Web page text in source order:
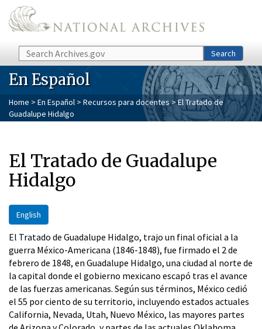
Skip to main content
Search Search
En Español
Home > En Español > Recursos para docentes> El Tratado de
Guadalupe Hidalgo
El Tratado de Guadalupe
Hidalgo
English
El Tratado de Guadalupe Hidalgo, trajo un final oficial a la
guerra México-Americana (1846-1848), fue firmado el 2 de
febrero de 1848, en Guadalupe Hidalgo, una ciudad al norte de
la capital donde el gobierno mexicano escapó tras el avance
de las fuerzas americanas. Según sus términos, México cedió
el 55 por ciento de su territorio, incluyendo estados actuales
California, Nevada, Utah, Nuevo México, las mayores partes